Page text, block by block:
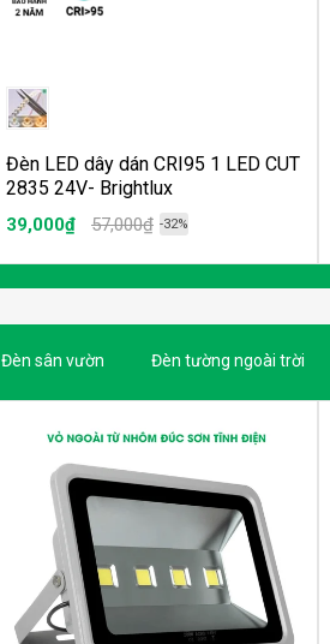
Đèn LED dây dán CRI95 1 LED CUT
2835 24V- Brightlux
39,000₫ 57,000₫ -32%
Đèn sân vườn Đèn tường ngoài trời